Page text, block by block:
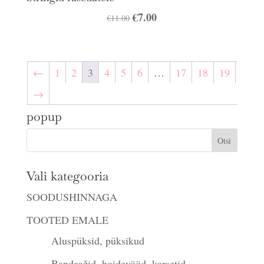
€11.00 Algne
€11.00.
€7.00Praegune
€7.00.
← 1 2 3 4 5 6 … 17 18
19
→
popup
Vali kategooria
SOODUSHINNAGA
TOOTED EMALE
Aluspüksid, püksikud